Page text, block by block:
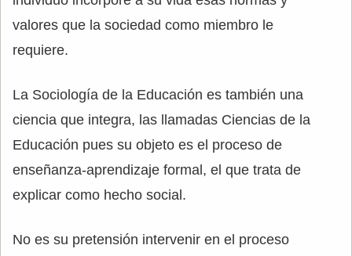
valores que la sociedad como miembro le
requiere.
La Sociología de la Educación es también una
ciencia que integra, las llamadas Ciencias de la
Educación pues su objeto es el proceso de
enseñanza-aprendizaje formal, el que trata de
explicar como hecho social.
No es su pretensión intervenir en el proceso